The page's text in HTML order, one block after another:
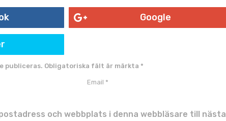
Google
publiceras. Obligatoriska fält är märkta *
och webbplats i denna webbläsare till nästa